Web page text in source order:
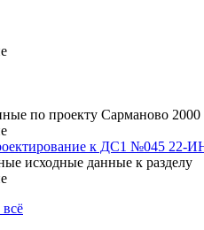
по проекту Сарманово 2000
к ДС1 №045 22-
исходные данные к разделу
всё